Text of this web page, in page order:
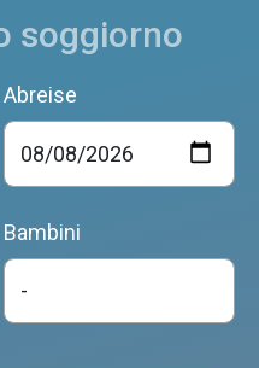
soggiorno
Abreise
Bambini